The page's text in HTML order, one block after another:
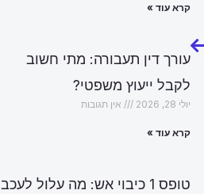
קרא עוד »
עורך דין תעבורה: מתי חשוב
לקבל ייעוץ משפטי?
יולי 28, 2026 אין תגובות
קרא עוד »
טופס 1 כיבוי אש: מה עלול לעכב